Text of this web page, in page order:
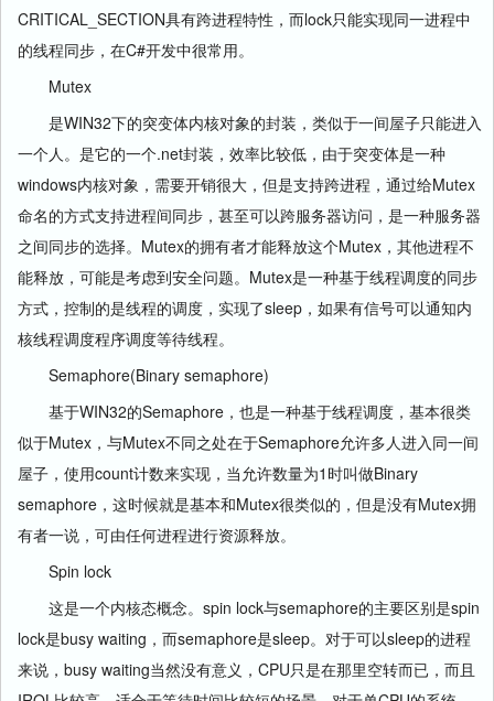
CRITICAL_SECTION具有跨进程特性，而lock只能实现同一进程中
的线程同步，在C#开发中很常用。
Mutex
是WIN32下的突变体内核对象的封装，类似于一间屋子只能进入
一个人。是它的一个.net封装，效率比较低，由于突变体是一种
windows内核对象，需要开销很大，但是支持跨进程，通过给Mutex
命名的方式支持进程间同步，甚至可以跨服务器访问，是一种服务器
之间同步的选择。Mutex的拥有者才能释放这个Mutex，其他进程不
能释放，可能是考虑到安全问题。Mutex是一种基于线程调度的同步
方式，控制的是线程的调度，实现了sleep，如果有信号可以通知内
核线程调度程序调度等待线程。
Semaphore(Binary semaphore)
基于WIN32的Semaphore，也是一种基于线程调度，基本很类
似于Mutex，与Mutex不同之处在于Semaphore允许多人进入同一间
屋子，使用count计数来实现，当允许数量为1时叫做Binary
semaphore，这时候就是基本和Mutex很类似的，但是没有Mutex拥
有者一说，可由任何进程进行资源释放。
Spin lock
这是一个内核态概念。spin lock与semaphore的主要区别是spin
lock是busy waiting，而semaphore是sleep。对于可以sleep的进程
来说，busy waiting当然没有意义，CPU只是在那里空转而已，而且